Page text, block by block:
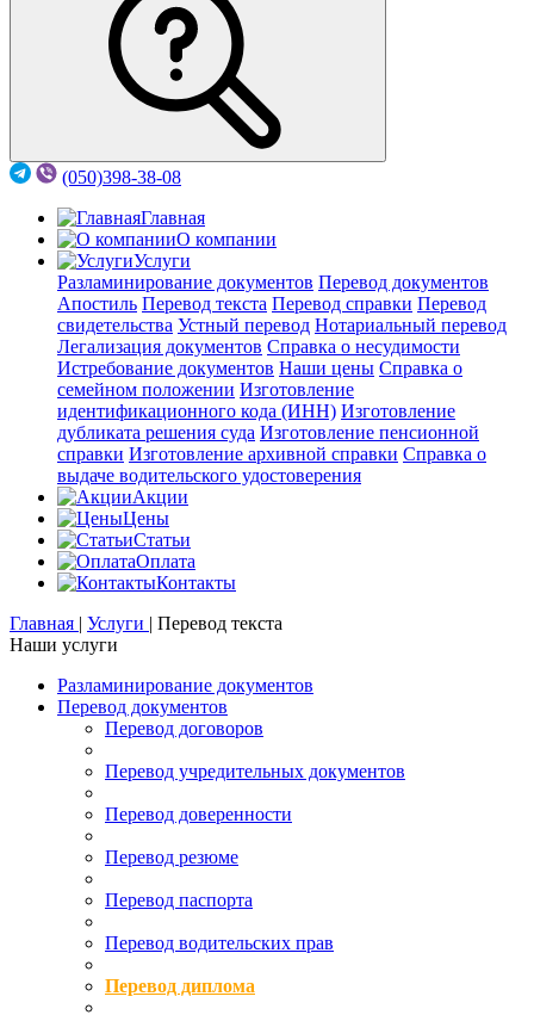
(050)398-38-08
Главная
О компании
Услуги
Разламинирование документов Перевод документов
Апостиль Перевод текста Перевод справки Перевод
свидетельства Устный перевод Нотариальный перевод
Легализация документов Справка о несудимости
Истребование документов Наши цены Справка о
семейном положении Изготовление
идентификационного кода (ИНН) Изготовление
дубликата решения суда Изготовление пенсионной
справки Изготовление архивной справки Справка о
выдаче водительского удостоверения
Акции
Цены
Статьи
Оплата
Контакты
Главная | Услуги | Перевод текста
Наши услуги
Разламинирование документов
Перевод документов
Перевод договоров
Перевод учредительных документов
Перевод доверенности
Перевод резюме
Перевод паспорта
Перевод водительских прав
Перевод диплома